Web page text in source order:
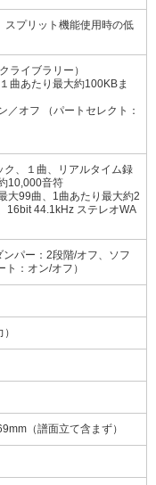
スプリット機能使用時の低
ライブラリー）
曲あたり最大約100KBま
／オフ （パートセレクト：
ク、１曲、リアルタイム録
10,000音符
大99曲、1曲あたり最大約2
16bit 44.1kHz ステレオWA
パー：2段階/オフ、ソフ
：オン/オフ）
（譜面立て含まず）